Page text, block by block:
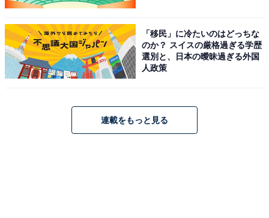
「移民」に冷たいのはどっちな
のか？ スイスの厳格過ぎる学歴
選別と、日本の曖昧過ぎる外国
人政策
連載をもっと見る